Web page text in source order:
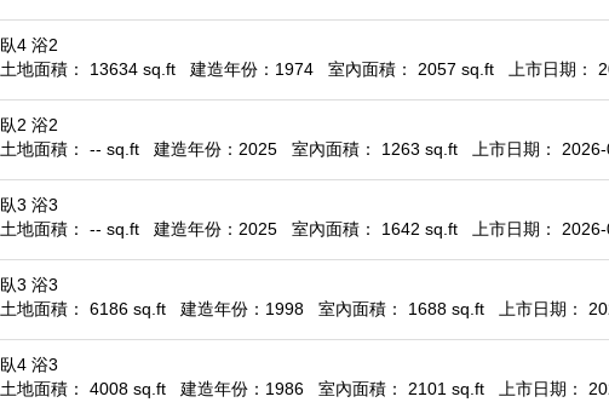
臥4 浴2
土地面積： 13634 sq.ft
建造年份：1974 室內面積： 2057 sq.ft 上市日期：
臥2 浴2
土地面積： -- sq.ft
建造年份：2025 室內面積： 1263 sq.ft 上市日期：
臥3 浴3
土地面積： -- sq.ft
建造年份：2025 室內面積： 1642 sq.ft 上市日期：
臥3 浴3
土地面積： 6186 sq.ft
建造年份：1998 室內面積： 1688 sq.ft 上市日期：
臥4 浴3
土地面積： 4008 sq.ft
建造年份：1986 室內面積： 2101 sq.ft 上市日期：